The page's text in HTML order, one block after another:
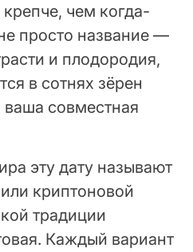
чем когда-
просто название —
и плодородия,
в сотнях зёрен
ваша совместная
эту дату называют
криптоновой
традиции
Каждый вариант